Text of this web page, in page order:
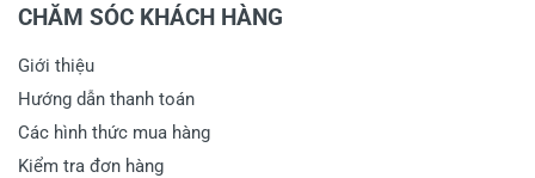
CHĂM SÓC KHÁCH HÀNG
Giới thiệu
Hướng dẫn thanh toán
Các hình thức mua hàng
Kiểm tra đơn hàng